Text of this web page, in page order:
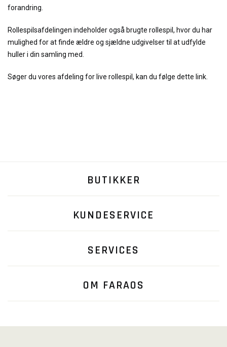
forandring.
Rollespilsafdelingen indeholder også brugte rollespil, hvor du har
mulighed for at finde ældre og sjældne udgivelser til at udfylde
huller i din samling med.
Søger du vores afdeling for live rollespil, kan du følge dette link.
BUTIKKER
KUNDESERVICE
SERVICES
OM FARAOS